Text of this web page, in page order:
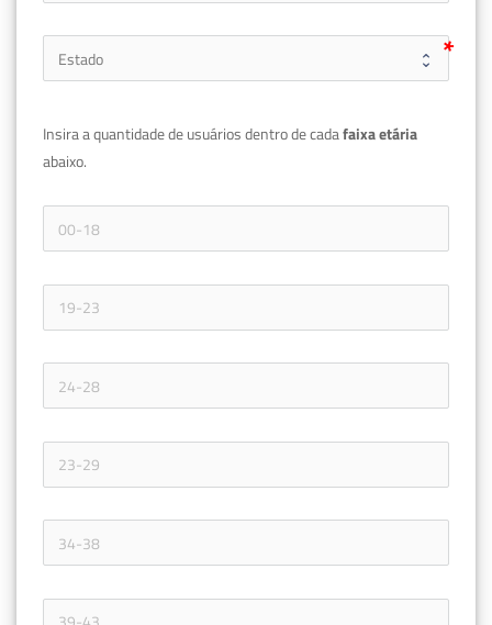
Insira a quantidade de usuários dentro de cada
abaixo.